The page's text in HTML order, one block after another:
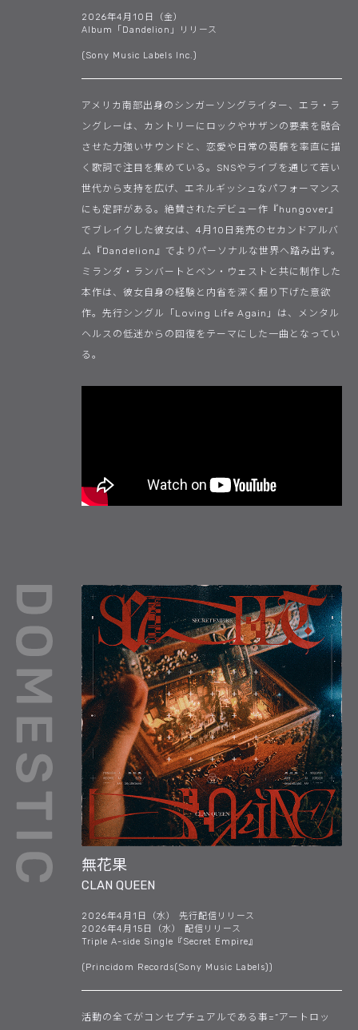
2026年4月10日（金）
Album「Dandelion」リリース
(Sony Music Labels Inc.)
アメリカ南部出身のシンガーソングライター、エラ・ラ
ングレーは、カントリーにロックやサザンの要素を融合
させた力強いサウンドと、恋愛や日常の葛藤を率直に描
く歌詞で注目を集めている。SNSやライブを通じて若い
世代から支持を広げ、エネルギッシュなパフォーマンス
にも定評がある。絶賛されたデビュー作『hungover』
でブレイクした彼女は、4月10日発売のセカンドアルバ
ム『Dandelion』でよりパーソナルな世界へ踏み出す。
ミランダ・ランバートとベン・ウェストと共に制作した
本作は、彼女自身の経験と内省を深く掘り下げた意欲
作。先行シングル「Loving Life Again」は、メンタル
ヘルスの低迷からの回復をテーマにした一曲となってい
る。
無花果
CLAN QUEEN
2026年4月1日（水） 先行配信リリース
2026年4月15日（水） 配信リリース
Triple A-side Single『Secret Empire』
(Princidom Records(Sony Music Labels))
活動の全てがコンセプチュアルである事=“アートロッ